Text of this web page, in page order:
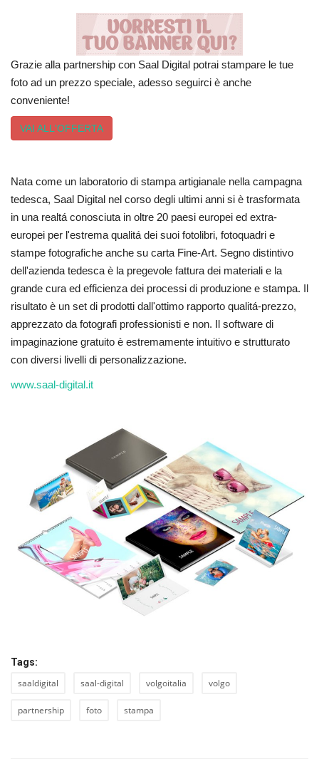
Sapori
Partner
Contatti
Galleria
Shop
Grazie alla partnership con Saal Digital potrai stampare le tue
foto ad un prezzo speciale, adesso seguirci è anche
conveniente!
VAI ALL'OFFERTA
Nata come un laboratorio di stampa artigianale nella campagna
tedesca, Saal Digital nel corso degli ultimi anni si è trasformata
in una realtá conosciuta in oltre 20 paesi europei ed extra-
europei per l'estrema qualitá dei suoi fotolibri, fotoquadri e
stampe fotografiche anche su carta Fine-Art. Segno distintivo
dell'azienda tedesca è la pregevole fattura dei materiali e la
grande cura ed efficienza dei processi di produzione e stampa. Il
risultato è un set di prodotti dall'ottimo rapporto qualitá-prezzo,
apprezzato da fotografi professionisti e non. Il software di
impaginazione gratuito è estremamente intuitivo e strutturato
con diversi livelli di personalizzazione.
www.saal-digital.it
Tags:
saaldigital saal-digital volgoitalia volgo
partnership foto stampa